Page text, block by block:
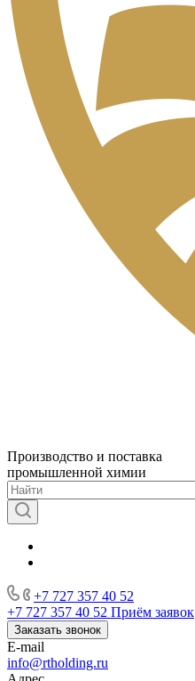
Производство и поставка
промышленной химии
+7 727 357 40 52
+7 727 357 40 52 Приём заявок
Заказать звонок
E-mail
info@rtholding.ru